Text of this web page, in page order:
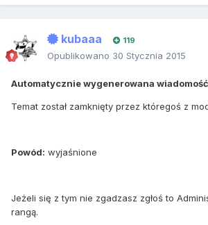
kubaaa 119
Opublikowano 30 Stycznia 2015
Automatycznie wygenerowana
Temat został zamknięty przez któregoś z
Powód: wyjaśnione
Jeżeli się z tym nie zgadzasz zgłoś to
rangą.